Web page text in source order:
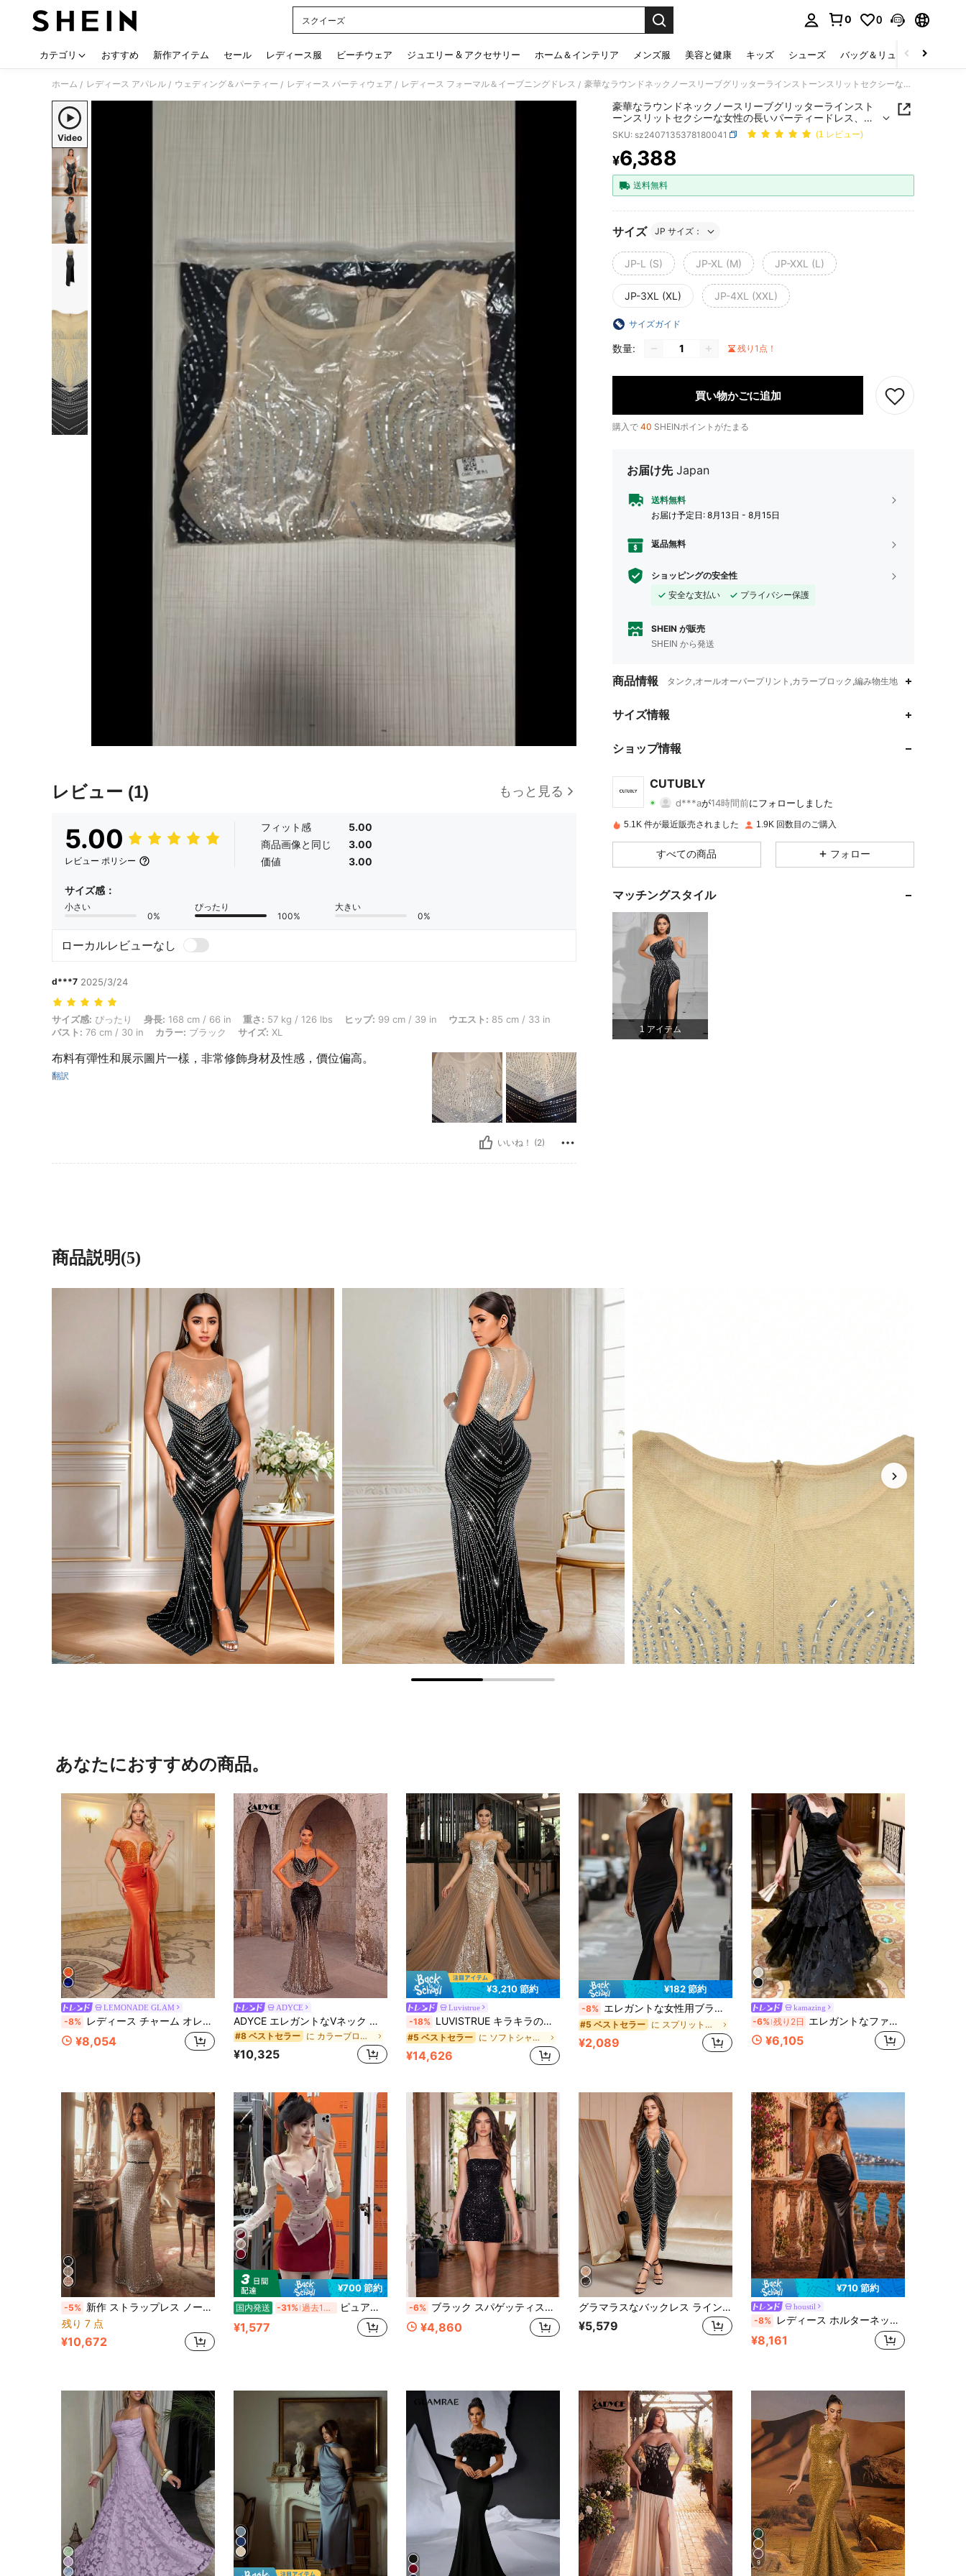
スクイーズ
0 0
カテゴリ おすすめ 新作アイテム セール レディース服 ビーチウェア ジュエリー & アクセサリー ホーム＆インテリア メンズ服 美容と健康 キッズ シューズ バッグ＆リュック
ホーム / レディース アパレル / ウェディング＆パーティー / レディース パーティウェア / レディース フォーマル＆イーブニングドレス / 豪華なラウンドネックノースリーブグリッターラインストーンスリットセクシーな女性の長いパーティードレス、ウェディングゲストドレス、フォーマルドレス、イブニングドレス
Video
レビュー (1) もっと見る
5.00
レビュー ポリシー
フィット感
5.00
商品画像と同じ
3.00
価値
3.00
サイズ感：
小さい
0%
ぴったり
100%
大きい
0%
ローカルレビューなし
d***7 2025/3/24
サイズ感: ぴったり, 身長: 168 cm / 66 in, 重さ: 57 kg / 126 lbs, ヒップ: 99 cm / 39 in, ウエスト: 85 cm / 33 in, バスト: 76 cm / 30 in, カラー: ブラック, サイズ: XL
サイズ感: ぴったり 身長: 168 cm / 66 in 重さ: 57 kg / 126 lbs ヒップ: 99 cm / 39 in ウエスト: 85 cm / 33 in
バスト: 76 cm / 30 in カラー: ブラック サイズ: XL
布料有彈性和展示圖片一樣，非常修飾身材及性感，價位偏高。
翻訳
いいね！ (2)
豪華なラウンドネックノースリーブグリッターラインスト
ーンスリットセクシーな女性の長いパーティードレス、ウ
ェディングゲストドレス、フォーマルドレス、イブニング
ドレス
SKU: sz2407135378180041 (1 レビュー)
PRICE AND AVAILABILITY
¥6,388
送料無料
サイズ JP サイズ：
JP-L (S) JP-XL (M) JP-XXL (L)
JP-3XL (XL) JP-4XL (XXL)
サイズガイド
数量: 残り1点！
買い物かごに追加
購入で 40 SHEINポイントがたまる
お届け先 Japan
送料無料
お届け予定日: 8月13日 - 8月15日
返品無料
ショッピングの安全性
安全な支払い
プライバシー保護
SHEIN が販売
SHEIN から発送
商品情報 タンク,オールオーバープリント,カラーブロック,編み物生地
サイズ情報
ショップ情報
CUTUBLY
4.91
4.91
47
d***aが
4.91 評価 47商品 25Kフォロワー
4.91 47
25K
4.91
47
25K
4.91
47
25K
4.91
47
4.91
47
5.1K 件が最近販売されました 1.9K 回数目のご購入
すべての商品 フォロー
マッチングスタイル
1 アイテム
商品説明(5)
あなたにおすすめの商品。
LEMONADE GLAM
-8% レディース チャーム オレンジ スパンコール パッチワーク ベルベットヘム ハイスリット オフショルダー タイアップ バックレス フロアレングス パーティー イブニングドレス ウェディング 秋
¥8,054
ADYCE
ADYCE エレガントなVネック スパゲッティストラップ ウエストマーク バックレス ボディコン スパンコール トレーン付き 誕生日 プロムドレス ホームカミング ウェディングゲスト フォーマルディナー パーティー用
#8 ベストセラー に カラーブロック ブロックイブニングドレス
¥10,325
¥3,210 節約
Luvistrue
-18% LUVISTRUE キラキラのスパンコール&ダイヤモンド装飾 パーティー フォーマル イブニングドレス、女性用 無地 ノースリーブ ボディコン ドレス スリット入り ウェディング 秋
#5 ベストセラー に ソフトシャンパン 女性用フォーマル&イブニングドレス
¥14,626
¥182 節約
-8% エレガントな女性用ブラックハイスリットボディコンドレス、ロングイブニングガウン ウェディング 春 パーティー 秋
#5 ベストセラー に スプリットタイ 女性用パーティーウェア
¥2,089
kamazing
-6% 残り2日 エレガントなファッション イブニングパーティー ボール フリル フローラル ウェディングパーティー ドレス ブラック 秋
¥6,105
-5% 新作 ストラップレス ノースリーブ フィット感 バックレス 大粒ラインストーン装飾 ロングドレス (ベルト付き) ホリデーパーティー レディース フォーマル バンケット エレガントガウン
残り 7 点
¥10,672
¥700 節約
国内発送 -31% 過去10時間 ピュアセクシースタイルのキャミソールドレス、長めの透け感シャツ付きで日焼け防止、セクシーな夏のフレンチエレガントセットアップ、ロングスカートキャミソール、パーティーコーデ
¥1,577
-6% ブラック スパゲッティストラップ スパンコール ボディコン ミニドレス、セクシー パーティー ナイトクラブ イブニングガウン
¥4,860
グラマラスなバックレス ラインストーン装飾 ボディコン スプリットヘム セクシー イブニングガウン、フォーマル マキシドレス、ウェディングゲストドレス 春 ブラック パーティー 秋
¥5,579
¥710 節約
houstil
-8% レディース ホルターネック プリーツ エレガント バックレス ドローストリング パーティードレス Vネック ウェディング ブラック 秋
¥8,161
9